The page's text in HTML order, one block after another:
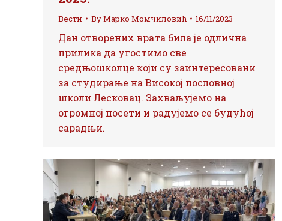
Вести ByМарко Момчиловић 16/11/2023
Дан отворених врата била је одлична
прилика да угостимо све
средњошколце који су заинтересовани
за студирање на Високој пословној
школи Лесковац. Захваљујемо на
огромној посети и радујемо се будућој
сарадњи.